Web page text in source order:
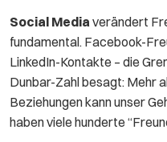
Social Mediaverändert
fundamental. Facebook-
LinkedIn-Kontakte – die
Dunbar-Zahl besagt: Mehr
Beziehungen kann unser
haben viele hunderte